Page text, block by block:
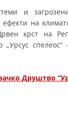
и
на
крст на
Друштво